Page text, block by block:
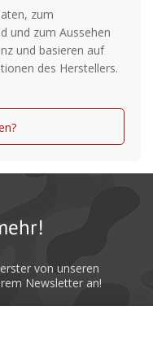
zum
und zum Aussehen
und basieren auf
des Herstellers.
von unseren
Newsletter an!